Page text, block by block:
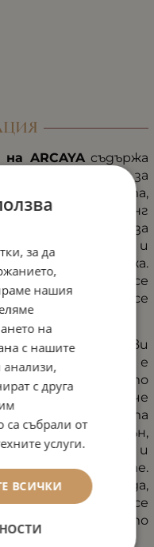
ARCAYAсъдържа
ще помогнат за
на кожата,
за видим лифтинг
е разработен за
на бръчките и
зряла кожа.
може бързо да се
структура да се
от гъвкави
еластична. Той е
които тялото
обаче
– кожата
Доставен отвън,
стегнатост и
на бръчките.
се изглажда,
и ефикасно се
за да
нашия
на
с нашите
анализи,
с друга
са събрали от
услуги.
ВСИЧКИ